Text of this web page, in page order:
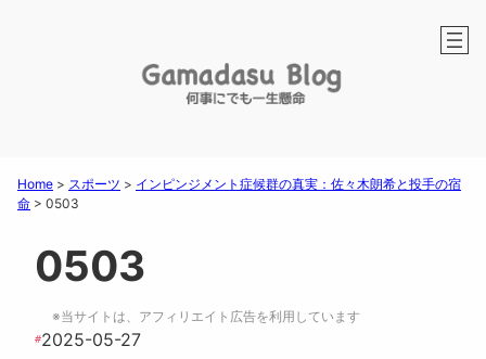
Home > スポーツ > インピンジメント症候群の真実：佐々木朗希と投手の宿
命 > 0503
0503
※当サイトは、アフィリエイト広告を利用しています
#2025-05-27